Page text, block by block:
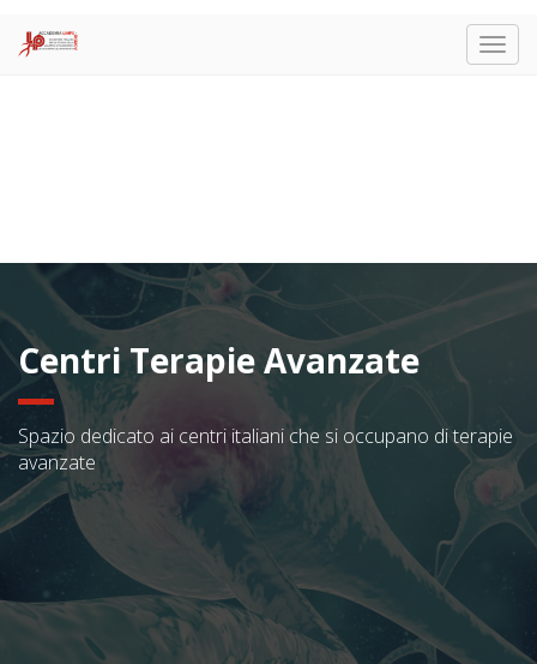
Centri Terapie Avanzate
Spazio dedicato ai centri italiani che si occupano di terapie
avanzate